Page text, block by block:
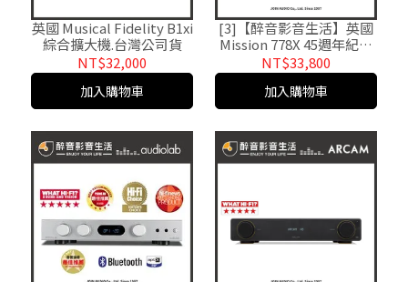
英國 Musical Fidelity B1xi
綜合擴大機.台灣公司貨
NT$32,000
加入購物車
[3]【醉音影音生活】英國
Mission 778X 45週年紀念
款綜合擴大機.台灣公司貨
NT$33,800
加入購物車